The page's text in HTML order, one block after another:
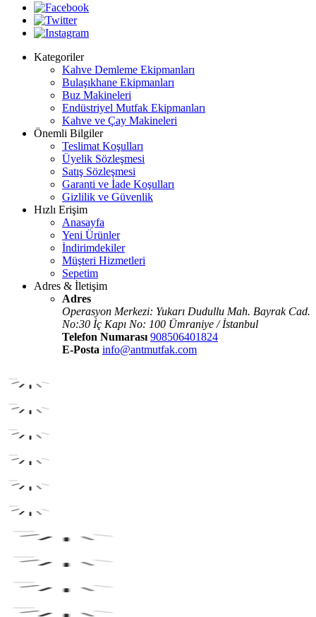
Kategoriler
Kahve Demleme Ekipmanları
Bulaşıkhane Ekipmanları
Buz Makineleri
Endüstriyel Mutfak Ekipmanları
Kahve ve Çay Makineleri
Önemli Bilgiler
Teslimat Koşulları
Üyelik Sözleşmesi
Satış Sözleşmesi
Garanti ve İade Koşulları
Gizlilik ve Güvenlik
Hızlı Erişim
Anasayfa
Yeni Ürünler
İndirimdekiler
Müşteri Hizmetleri
Sepetim
Adres & İletişim
Adres
Operasyon Merkezi: Yukarı Dudullu Mah. Bayrak Cad.
No:30 İç Kapı No: 100 Ümraniye / İstanbul
Telefon Numarası 908506401824
E-Posta info@antmutfak.com